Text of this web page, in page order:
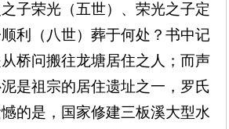
子荣光（五世）、荣光之子定
利（八世）葬于何处？书中记
桥问搬往龙塘居住之人；而声
是祖宗的居住遗址之一，罗氏
的是，国家修建三板溪大型水